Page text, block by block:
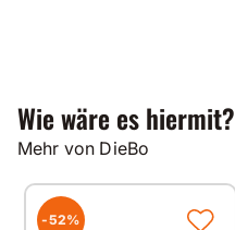
Wie wäre es hiermit?
Mehr von DieBo
-52%